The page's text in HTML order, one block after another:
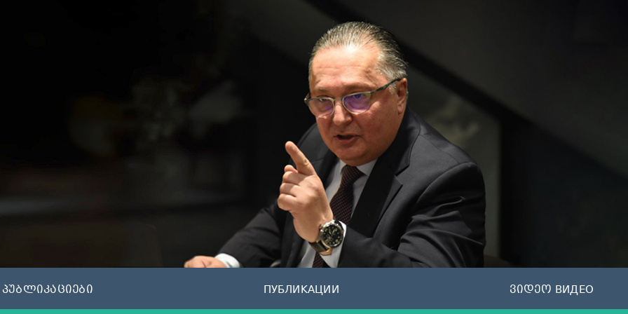
პუბლიკაციები ПУБЛИКАЦИИ ვიდეო ВИДЕО